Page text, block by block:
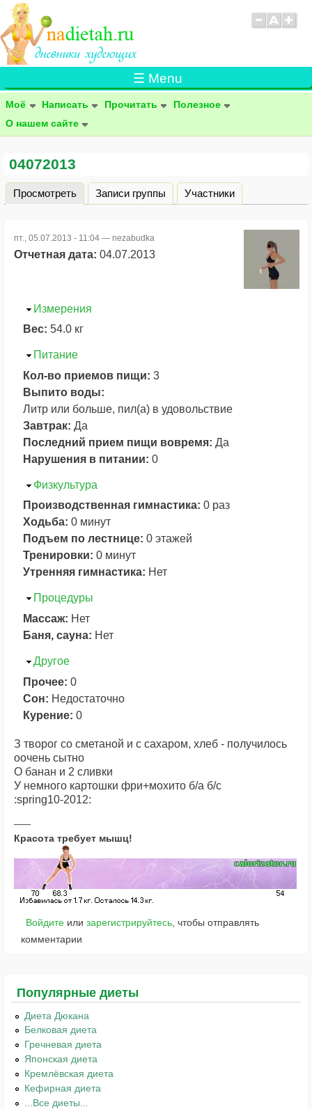
☰ Menu
Моё Написать Прочитать
Полезное
О нашем сайте
04072013
Главные вкладки
Просмотреть (активная вкладка)
Записи группы Участники
пт., 05.07.2013 - 11:04 — nezabudka
Отчетная дата: 04.07.2013
Скрыть
Измерения
Вес: 54.0 кг
Скрыть
Питание
Кол-во приемов пищи: 3
Выпито воды:
Литр или больше, пил(а) в удовольствие
Завтрак: Да
Последний прием пищи вовремя: Да
Нарушения в питании: 0
Скрыть
Физкультура
Производственная гимнастика: 0 раз
Ходьба: 0 минут
Подъем по лестнице: 0 этажей
Тренировки: 0 минут
Утренняя гимнастика: Нет
Скрыть
Процедуры
Массаж: Нет
Баня, сауна: Нет
Скрыть
Другое
Прочее: 0
Сон: Недостаточно
Курение: 0
З творог со сметаной и с сахаром, хлеб - получилось
оочень сытно
О банан и 2 сливки
У немного картошки фри+мохито б/а б/с
:spring10-2012:
Красота требует мышц!
Войдитеили зарегистрируйтесь, чтобы отправлять
комментарии
Популярные диеты
Диета Дюкана
Белковая диета
Гречневая диета
Японская диета
Кремлёвская диета
Кефирная диета
...Все диеты...